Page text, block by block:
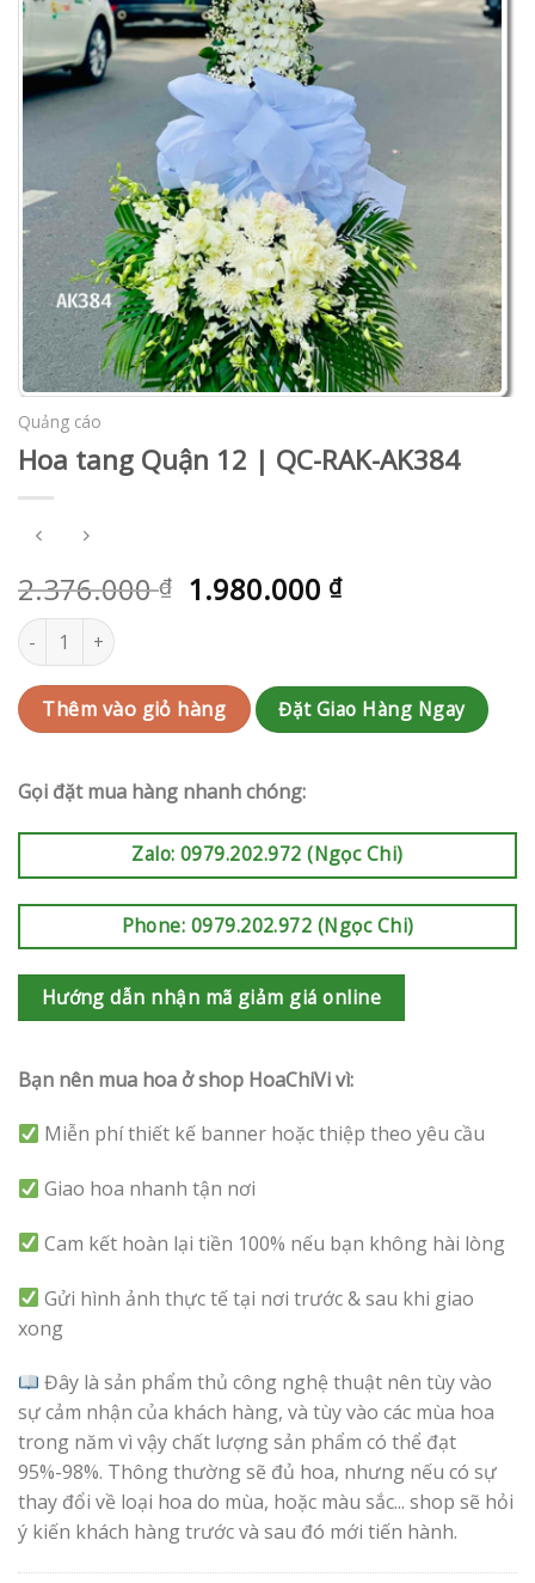
Quảng cáo
Hoa tang Quận 12 | QC-RAK-AK384
2.376.000₫ 1.980.000 ₫
Hoa tang Quận 12 | QC-RAK-AK384 số lượng
Thêm vào giỏ hàng Đặt Giao Hàng Ngay
Gọi đặt mua hàng nhanh chóng:
Zalo: 0979.202.972 (Ngọc Chi)
Phone: 0979.202.972 (Ngọc Chi)
Hướng dẫn nhận mã giảm giá online
Bạn nên mua hoa ở shop HoaChiVi vì:
Miễn phí thiết kế banner hoặc thiệp theo yêu cầu
Giao hoa nhanh tận nơi
Cam kết hoàn lại tiền 100% nếu bạn không hài lòng
Gửi hình ảnh thực tế tại nơi trước & sau khi giao
xong
Đây là sản phẩm thủ công nghệ thuật nên tùy vào
sự cảm nhận của khách hàng, và tùy vào các mùa hoa
trong năm vì vậy chất lượng sản phẩm có thể đạt
95%-98%. Thông thường sẽ đủ hoa, nhưng nếu có sự
thay đổi về loại hoa do mùa, hoặc màu sắc... shop sẽ hỏi
ý kiến khách hàng trước và sau đó mới tiến hành.